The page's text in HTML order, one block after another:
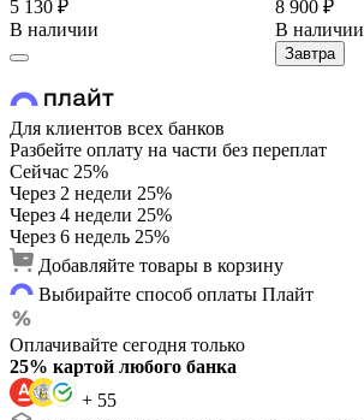
5 130 ₽
В наличии
8 900 ₽
В наличии
Завтра
Для клиентов всех банков
Разбейте оплату на части без переплат
Сейчас 25%
Через 2 недели 25%
Через 4 недели 25%
Через 6 недель 25%
Добавляйте товары в корзину
Выбирайте способ оплаты Плайт
Оплачивайте сегодня только
25% картой любого банка
+ 55